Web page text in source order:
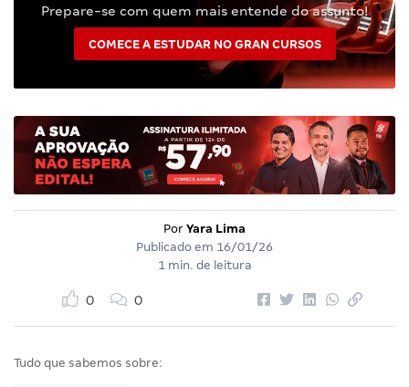
Prepare-se com quem mais entende do assunto!
COMECE A ESTUDAR NO GRAN CURSOS
Por Yara Lima
Publicado em 16/01/26
1 min. de leitura
0 0
Tudo que sabemos sobre: